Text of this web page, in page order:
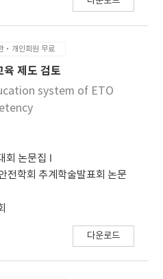
·개인회원 무료
육 제도 검토
system of ETO
회 논문집
전학회 추계학술발표회 논문
다운로드